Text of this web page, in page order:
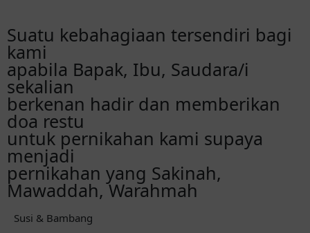
Elisa Feb
insyaAllah menjadi keluarga yang sakinah,
mawaddah, warohmah
Marina Restu Dewi (ucukemir) ehehew
Waaaa lancar luncur yaa dek susiiii Selamat
menempuh hidup baru bree Bambang dan
dek susiiiiii Langgeng terus dan cepet dapet
momongan 😘😘
Heni Siswantari
Suatu kebahagiaan tersendiri bagi
kami
apabila Bapak, Ibu, Saudara/i
sekalian
berkenan hadir dan memberikan
doa restu
untuk pernikahan kami supaya
menjadi
pernikahan yang Sakinah,
Mawaddah, Warahmah
Susi & Bambang